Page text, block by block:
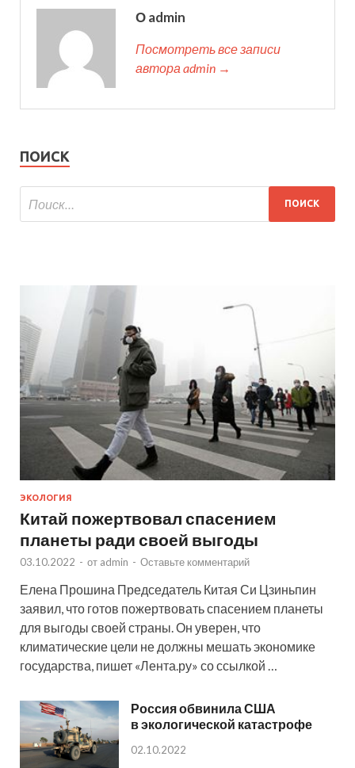
О admin
Посмотреть все записи
автора admin →
ПОИСК
ЭКОЛОГИЯ
Китай пожертвовал спасением
планеты ради своей выгоды
03.10.2022 - от admin - Оставьте комментарий
Елена Прошина Председатель Китая Си Цзиньпин
заявил, что готов пожертвовать спасением планеты
для выгоды своей страны. Он уверен, что
климатические цели не должны мешать экономике
государства, пишет «Лента.ру» со ссылкой …
Россия обвинила США
в экологической катастрофе
02.10.2022